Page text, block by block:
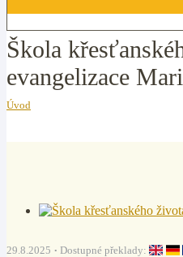
Škola
evangelizace
Úvod
29.8.2025 Dostupné překlady: